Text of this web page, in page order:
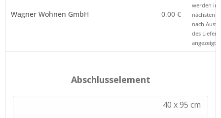
Wagner Wohnen GmbH 0,00 €
werden im
nächsten
nach
des
angezeigt.